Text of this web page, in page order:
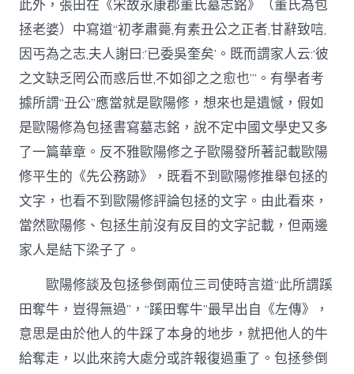
此外，張田在《宋故永康郡董氏墓志銘》（董氏為包
拯老婆）中寫道“初孝肅薨,有素丑公之正者,甘辭致唁,
因丐為之志,夫人謝曰:‘已委吳奎矣’。既而謂家人云:‘彼
之文缺乏罔公而惑后世,不如卻之之愈也’”。有學者考
據所謂“丑公”應當就是歐陽修，想來也是遺憾，假如
是歐陽修為包拯書寫墓志銘，說不定中國文學史又多
了一篇華章。反不雅歐陽修之子歐陽發所著記載歐陽
修平生的《先公務跡》，既看不到歐陽修推舉包拯的
文字，也看不到歐陽修評論包拯的文字。由此看來，
當然歐陽修、包拯生前沒有反目的文字記載，但兩邊
家人是結下梁子了。
歐陽修談及包拯參倒兩位三司使時言道“此所謂蹊
田奪牛，豈得無過”，“蹊田奪牛”最早出自《左傳》，
意思是由於他人的牛踩了本身的地步，就把他人的牛
給奪走，以此來誇大處分或許報復過重了。包拯參倒